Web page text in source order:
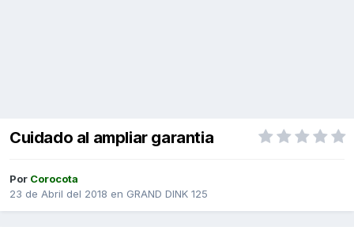
Cuidado al ampliar garantia
Por Corocota
23 de Abril del 2018 en GRAND DINK 125